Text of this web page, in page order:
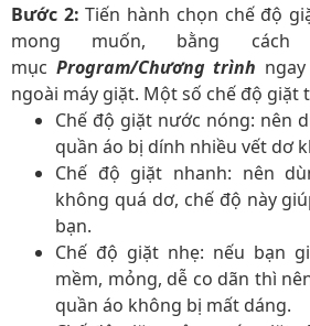
Bước 2: Tiến hành chọn chế độ
mong muốn, bằng
mục Program/Chương trình
ngoài máy giặt. Một số chế độ giặt
Chế độ giặt nước nóng: nên
quần áo bị dính nhiều vết dơ
Chế độ giặt nhanh: nên
không quá dơ, chế độ này
bạn.
Chế độ giặt nhẹ: nếu bạn
mềm, mỏng, dễ co dãn thì
quần áo không bị mất dáng.